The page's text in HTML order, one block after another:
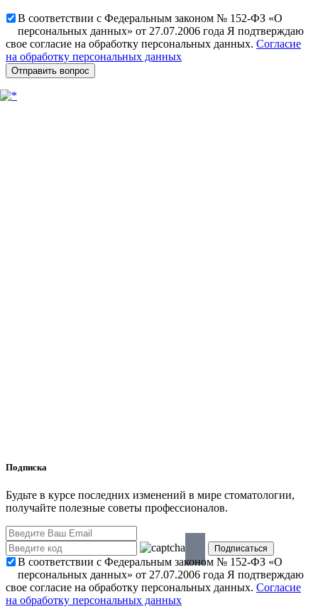
В соответствии с Федеральным законом № 152-ФЗ «О
персональных данных» от 27.07.2006 года Я подтверждаю
свое согласие на обработку персональных данных. Согласие
на обработку персональных данных
Подписка
Будьте в курсе последних изменений в мире стоматологии,
получайте полезные советы профессионалов.
В соответствии с Федеральным законом № 152-ФЗ «О
персональных данных» от 27.07.2006 года Я подтверждаю
свое согласие на обработку персональных данных. Согласие
на обработку персональных данных